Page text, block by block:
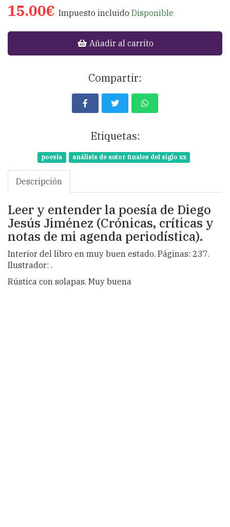
15.00€ Impuesto incluido Disponible
Añadir al carrito
Compartir:
Etiquetas:
poesía análisis de autor finales del siglo xx
Descripción
Leer y entender la poesía de Diego
Jesús Jiménez (Crónicas, críticas y
notas de mi agenda periodística).
Interior del libro en muy buen estado. Páginas: 237.
Ilustrador: .
Rústica con solapas. Muy buena